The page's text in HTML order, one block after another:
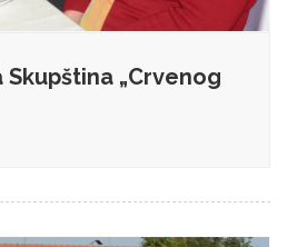
Skupština „Crvenog